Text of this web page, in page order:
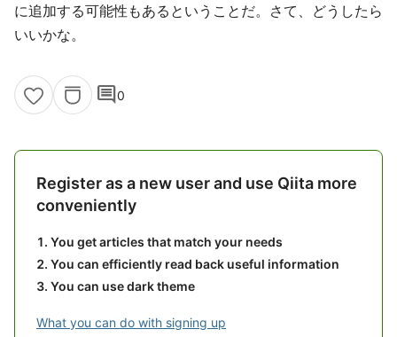
に追加する可能性もあるということだ。さて、どうしたら
いいかな。
comment0
Register as a new user and use Qiita more
conveniently
You get articles that match your needs
You can efficiently read back useful information
You can use dark theme
What you can do with signing up